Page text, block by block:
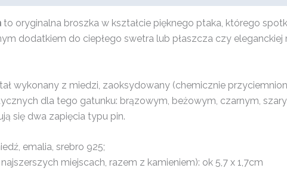
to oryginalna broszka w kształcie pięknego ptaka, którego
dodatkiem do ciepłego swetra lub płaszcza czy
wykonany z miedzi, zaoksydowany (chemicznie
dla tego gatunku: brązowym, beżowym, czarnym,
się dwa zapięcia typu pin.
emalia, srebro 925;
miejscach, razem z kamieniem): ok 5,7 x 1,7cm